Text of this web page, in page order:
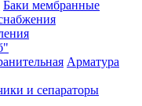
Баки мембранные
Арматура
и сепараторы